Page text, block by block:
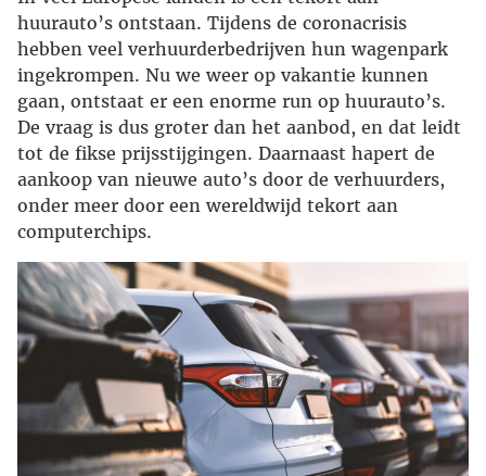
huurauto’s ontstaan. Tijdens de coronacrisis
hebben veel verhuurderbedrijven hun wagenpark
ingekrompen. Nu we weer op vakantie kunnen
gaan, ontstaat er een enorme run op huurauto’s.
De vraag is dus groter dan het aanbod, en dat leidt
tot de fikse prijsstijgingen. Daarnaast hapert de
aankoop van nieuwe auto’s door de verhuurders,
onder meer door een wereldwijd tekort aan
computerchips.